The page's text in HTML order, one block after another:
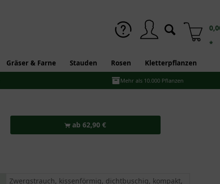
*
Gräser & Farne Stauden Rosen Kletterpflanzen
Mehr als 10.000 Pflanzen
ab 62,90 €
Zwergstrauch, kissenförmig, dichtbuschig, kompakt,